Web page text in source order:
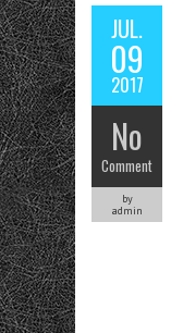
JUL.
09
2017
No
Comment
by
admin